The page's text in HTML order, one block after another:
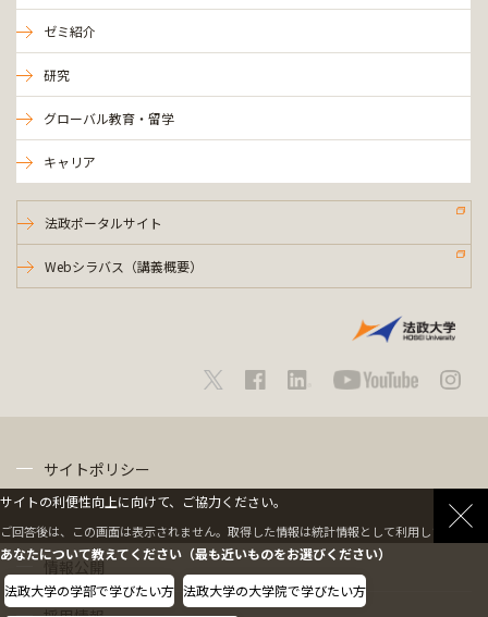
ゼミ紹介
研究
グローバル教育・留学
キャリア
法政ポータルサイト
Webシラバス（講義概要）
サイトポリシー
情報公開
サイトの利便性向上に向けて、ご協力ください。
ご回答後は、この画面は表示されません。取得した情報は統計情報として利用します。
あなたについて教えてください（最も近いものをお選びください）
法政大学の学部で学びたい方 法政大学の大学院で学びたい方